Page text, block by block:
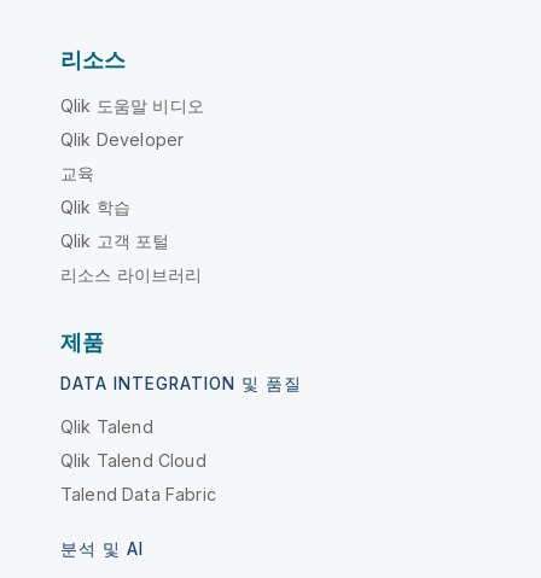
리소스
Qlik 도움말 비디오
Qlik Developer
교육
Qlik 학습
Qlik 고객 포털
리소스 라이브러리
제품
DATA INTEGRATION 및 품질
Qlik Talend
Qlik Talend Cloud
Talend Data Fabric
분석 및 AI